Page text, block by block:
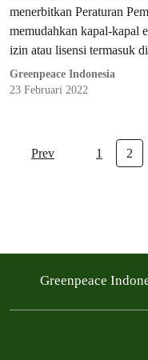
menerbitkan Peraturan
memudahkan kapal-kapal
izin atau lisensi termasuk
berbendera Indonesia,
laut Indonesia.
Greenpeace Indonesia
23 Februari 2022
Prev 1 2
Greenpeace